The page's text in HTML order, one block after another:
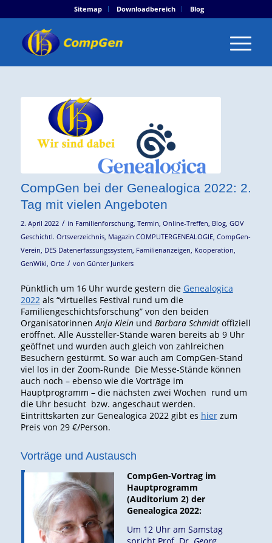
Sitemap Downloadbereich Blog
CompGen bei der Genealogica 2022: 2.
Tag mit vielen Angeboten
2. April 2022 / in Familienforschung, Termin Online-Treffen Blog, GOV
Geschichtl. Ortsverzeichnis, Magazin COMPUTERGENEALOGIE, CompGen-
Verein DES Datenerfassungssystem, Familienanzeigen Kooperation
GenWiki Orte / von Günter Junkers
Pünktlich um 16 Uhr wurde gestern die Genealogica
2022 als “virtuelles Festival rund um die
Familiengeschichtsforschung” von den beiden
Organisatorinnen Anja Kleinund Barbara Schmidtoffiziell
eröffnet. Alle Aussteller-Stände waren bereits ab 9 Uhr
geöffnet und wurden auch gleich von zahlreichen
Besuchern gestürmt. So war auch am CompGen-Stand
viel los in der Zoom-Runde Die Messe-Stände können
auch noch – ebenso wie die Vorträge im
Hauptprogramm – die nächsten zwei Wochen rund um
die Uhr besucht bzw. angeschaut werden.
Eintrittskarten zur Genealogica 2022 gibt es hierzum
Preis von 29 €/Person.
Vorträge und Austausch
CompGen-Vortrag im
Hauptprogramm
(Auditorium 2) der
Genealogica 2022:
Um 12 Uhr am Samstag